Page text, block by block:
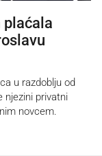
plaćala
u razdoblju od
njezini privatni
novcem.